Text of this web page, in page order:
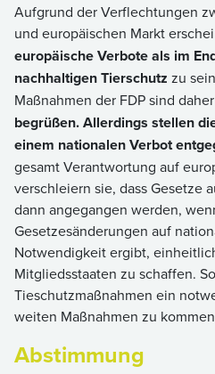
Aufgrund der Verflechtungen
und europäischen Markt
europäische Verbote als im
nachhaltigen Tierschutz zu
Maßnahmen der FDP sind daher
begrüßen.Allerdings stellen
einem nationalen Verbot
gesamt Verantwortung auf
verschleiern sie, dass Gesetze
dann angegangen werden,
Gesetzesänderungen auf
Notwendigkeit ergibt,
Mitgliedsstaaten zu schaffen.
Tieschutzmaßnahmen ein
weiten Maßnahmen zu
Abstimmung